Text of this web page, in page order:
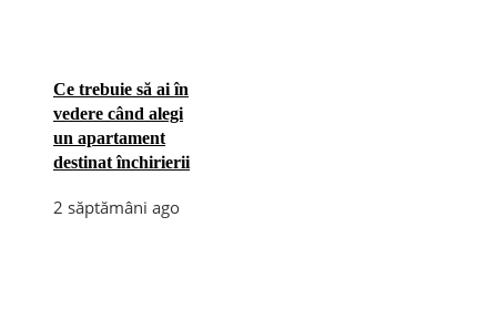
Ce trebuie să ai în
vedere când alegi
un apartament
destinat închirierii
2 săptămâni ago